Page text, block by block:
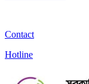
Contact
Hotline